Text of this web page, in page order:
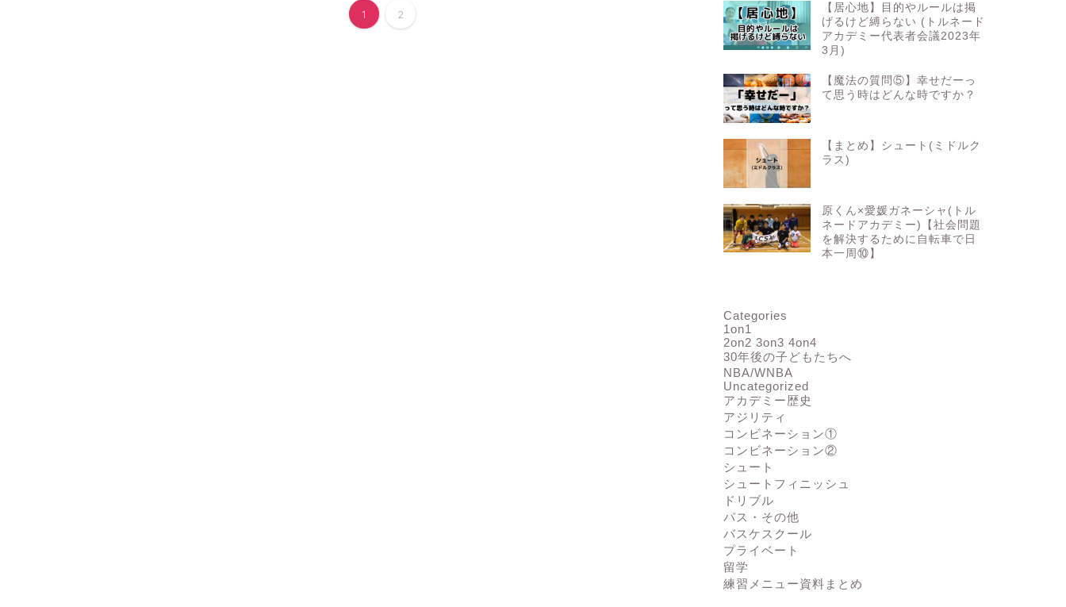
1 2
【居心地】目的やルールは掲
げるけど縛らない (トルネード
アカデミー代表者会議2023年
3月)
【魔法の質問⑤】幸せだーっ
て思う時はどんな時ですか？
【まとめ】シュート(ミドルク
ラス)
原くん×愛媛ガネーシャ(トル
ネードアカデミー)【社会問題
を解決するために自転車で日
本一周⑩】
Categories
1on1
2on2 3on3 4on4
30年後の子どもたちへ
NBA/WNBA
Uncategorized
アカデミー歴史
アジリティ
コンビネーション①
コンビネーション②
シュート
シュートフィニッシュ
ドリブル
パス・その他
バスケスクール
プライベート
留学
練習メニュー資料まとめ